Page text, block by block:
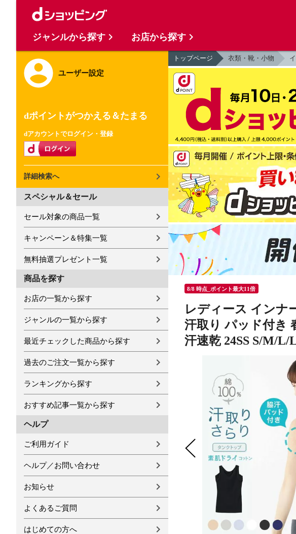
ユーザー設定
dポイントがつかえる＆たまる
dアカウントでログイン・登録
詳細検索へ
スペシャル＆セール
セール対象の商品一覧
キャンペーン＆特集一覧
無料抽選プレゼント一覧
商品を探す
お店の一覧から探す
ジャンルの一覧から探す
最近チェックした商品から探す
過去のご注文一覧から探す
ランキングから探す
おすすめ記事一覧から探す
ヘルプ
ご利用ガイド
ヘルプ／お問い合わせ
お知らせ
よくあるご質問
はじめての方へ
トップページ 衣類・靴・小物
8/8 時点_ポイント最大11倍
レディース インナ
汗取り パッド付き
汗速乾 24SS S/M/
ジャンルから探す お店から探す